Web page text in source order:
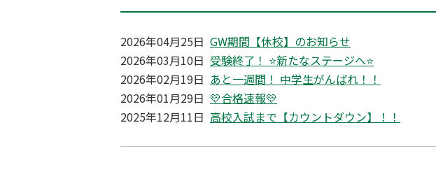
2026年04月25日 GW期間【休校】のお知らせ
2026年03月10日 受験終了！ ⭐新たなステージへ⭐
2026年02月19日 あと一週間！ 中学生がんばれ！！
2026年01月29日 💛合格速報💛
2025年12月11日 高校入試まで【カウントダウン】！！